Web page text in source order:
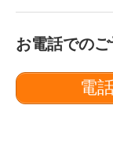
お電話での
電